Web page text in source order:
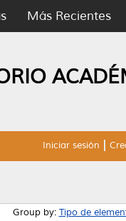
Más Recientes
Iniciar sesión
Group by: Tipo de